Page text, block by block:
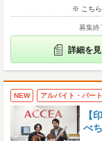
※ こちら
募集終
詳細を
NEW アルバイト・パート
【
べ